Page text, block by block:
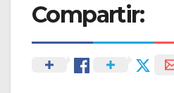
Compartir: